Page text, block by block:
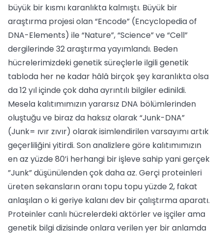
büyük bir kısmı karanlıkta kalmıştı. Büyük bir
araştırma projesi olan “Encode” (Encyclopedia of
DNA-Elements) ile “Nature”, “Science” ve “Cell”
dergilerinde 32 araştırma yayımlandı. Beden
hücrelerimizdeki genetik süreçlerle ilgili genetik
tabloda her ne kadar hâlâ birçok şey karanlıkta olsa
da 12 yıl içinde çok daha ayrıntılı bilgiler edinildi.
Mesela kalıtımımızın yararsız DNA bölümlerinden
oluştuğu ve biraz da haksız olarak “Junk-DNA”
(Junk= ıvır zıvır) olarak isimlendirilen varsayımı artık
geçerliliğini yitirdi. Son analizlere göre kalıtımımızın
en az yüzde 80’i herhangi bir işleve sahip yani gerçek
”Junk” düşünülenden çok daha az. Gerçi proteinleri
üreten sekansların oranı topu topu yüzde 2, fakat
anlaşılan o ki geriye kalanı dev bir çalıştırma aparatı.
Proteinler canlı hücrelerdeki aktörler ve işçiler ama
genetik bilgi dizisinde onlara verilen yer bir anlamda